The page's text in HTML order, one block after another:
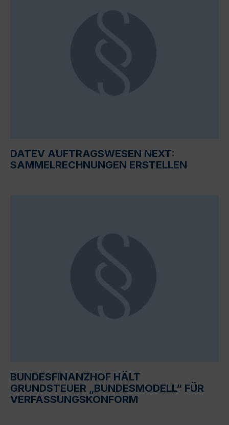
DATEV AUFTRAGSWESEN NEXT:
SAMMELRECHNUNGEN ERSTELLEN
BUNDESFINANZHOF HÄLT
GRUNDSTEUER „BUNDESMODELL“ FÜR
VERFASSUNGSKONFORM